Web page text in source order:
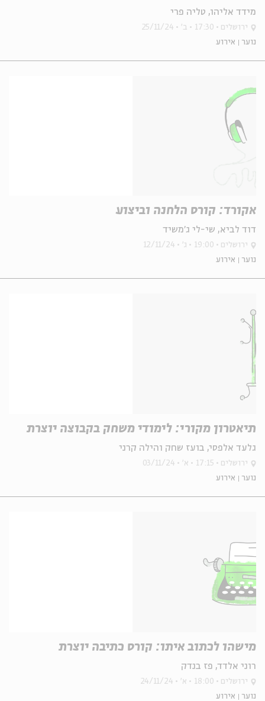
מידד אליהו, טליה פרי
נוער אירוע
ירושלים 17:30 ב' 25/11/24
אקורד: קורס הלחנה וביצוע
דוד לביא, שי-לי ג'משיד
נוער אירוע
ירושלים 19:00 ג' 12/11/24
תיאטרון מקורי: לימודי משחק בקבוצה יוצרת
גלעד אלפסי, בועז שחק והילה קרני
נוער אירוע
ירושלים 17:15 א' 03/11/24
מישהו לכתוב איתו: קורס כתיבה יוצרת
רוני אלדד, פז בנדק
נוער אירוע
ירושלים 18:00 א' 24/11/24